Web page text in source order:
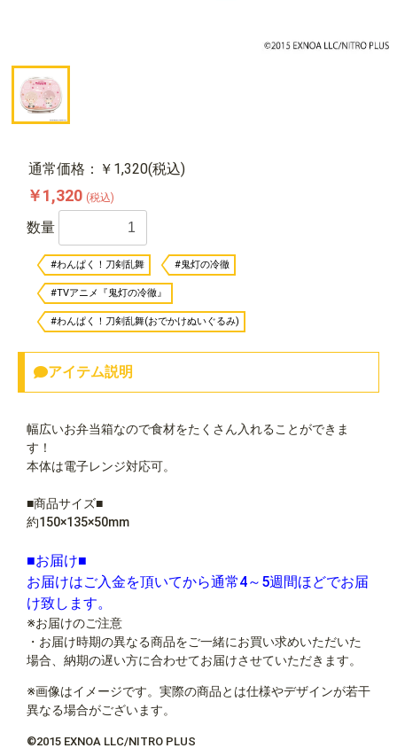
通常価格：￥1,320(税込)
￥1,320 (税込)
数量
#わんぱく！刀剣乱舞 #鬼灯の冷徹
#TVアニメ『鬼灯の冷徹』
#わんぱく！刀剣乱舞(おでかけぬいぐるみ)
アイテム説明
幅広いお弁当箱なので食材をたくさん入れることができま
す！
本体は電子レンジ対応可。
■商品サイズ■
約150×135×50mm
■お届け■
お届けはご入金を頂いてから通常4～5週間ほどでお届
け致します。
※お届けのご注意
・お届け時期の異なる商品をご一緒にお買い求めいただいた
場合、納期の遅い方に合わせてお届けさせていただきます。
※画像はイメージです。実際の商品とは仕様やデザインが若干
異なる場合がございます。
©2015 EXNOA LLC/NITRO PLUS